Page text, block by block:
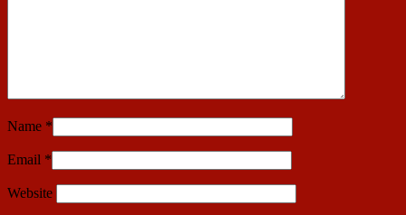
Name *
Email *
Website